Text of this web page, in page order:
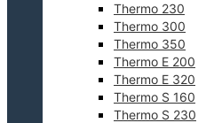
Thermo 230
Thermo 300
Thermo 350
Thermo E 200
Thermo E 320
Thermo S 160
Thermo S 230